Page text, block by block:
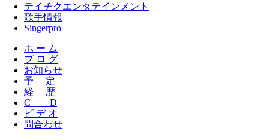
テイチクエンタテインメント
歌手情報
Singerpro
ホ ー ム
ブ ロ グ
お知らせ
予 定
経 歴
C D
ビ デ オ
問合わせ